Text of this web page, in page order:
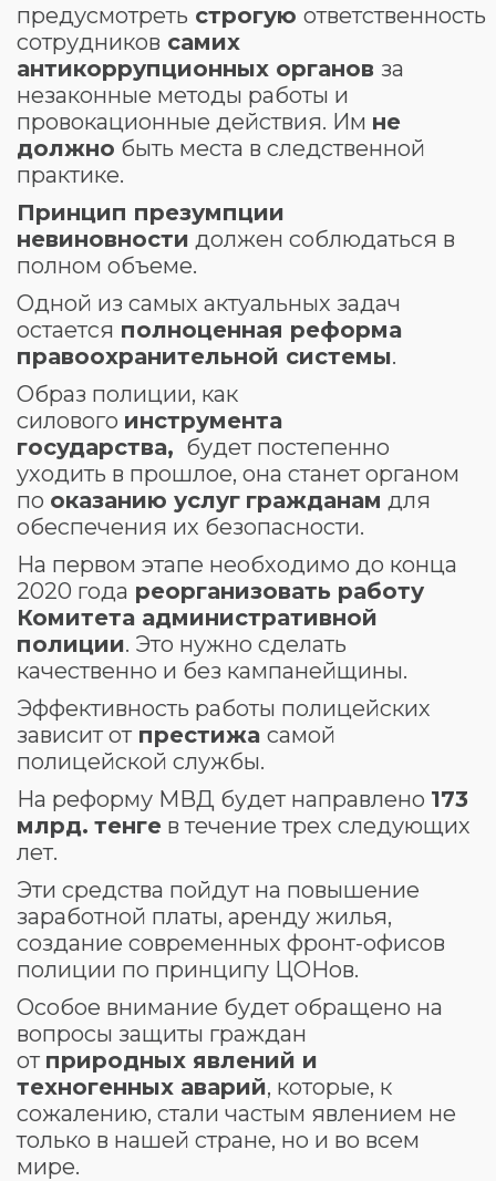
предусмотреть строгую ответственность
сотрудников самих
антикоррупционных органов за
незаконные методы работы и
провокационные действия. Им не
должно быть места в следственной
практике.
Принцип презумпции
невиновности должен соблюдаться в
полном объеме.
Одной из самых актуальных задач
остается полноценная реформа
правоохранительной системы.
Образ полиции, как
силового инструмента
государства, будет постепенно
уходить в прошлое, она станет органом
по оказанию услуг гражданам для
обеспечения их безопасности.
На первом этапе необходимо до конца
2020 года реорганизовать работу
Комитета административной
полиции. Это нужно сделать
качественно и без кампанейщины.
Эффективность работы полицейских
зависит от престижа самой
полицейской службы.
На реформу МВД будет направлено 173
млрд. тенге в течение трех следующих
лет.
Эти средства пойдут на повышение
заработной платы, аренду жилья,
создание современных фронт-офисов
полиции по принципу ЦОНов.
Особое внимание будет обращено на
вопросы защиты граждан
от природных явлений и
техногенных аварий, которые, к
сожалению, стали частым явлением не
только в нашей стране, но и во всем
мире.